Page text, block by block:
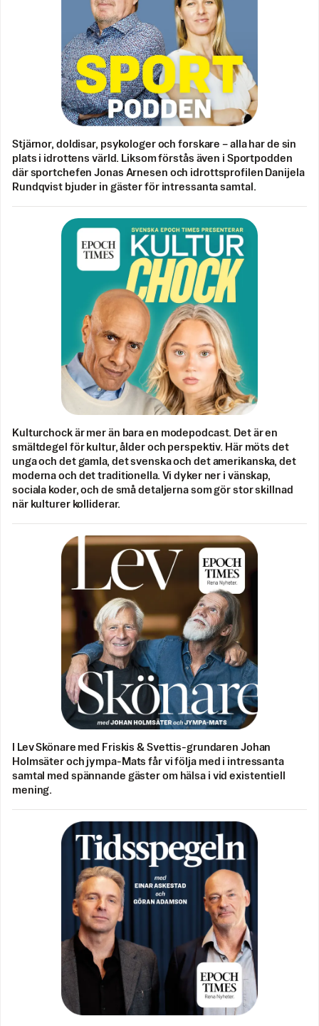
Stjärnor, doldisar, psykologer och forskare – alla har de sin
plats i idrottens värld. Liksom förstås även i Sportpodden
där sportchefen Jonas Arnesen och idrottsprofilen Danijela
Rundqvist bjuder in gäster för intressanta samtal.
Kulturchock är mer än bara en modepodcast. Det är en
smältdegel för kultur, ålder och perspektiv. Här möts det
unga och det gamla, det svenska och det amerikanska, det
moderna och det traditionella. Vi dyker ner i vänskap,
sociala koder, och de små detaljerna som gör stor skillnad
när kulturer kolliderar.
I Lev Skönare med Friskis & Svettis-grundaren Johan
Holmsäter och jympa-Mats får vi följa med i intressanta
samtal med spännande gäster om hälsa i vid existentiell
mening.